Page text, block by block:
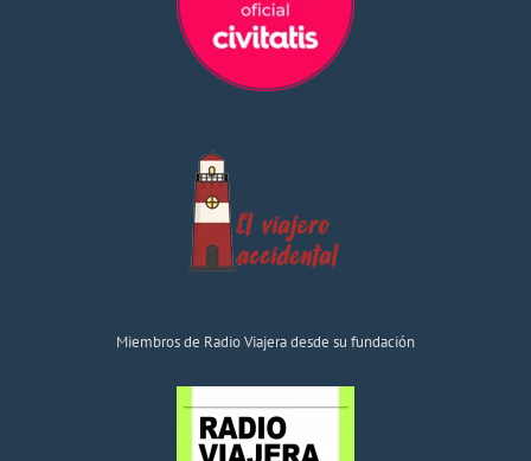
Miembros de Radio Viajera desde su fundación